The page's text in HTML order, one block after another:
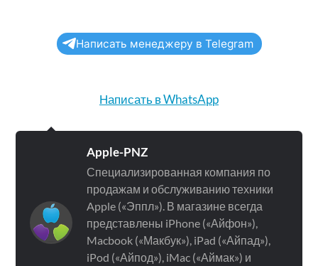
Написать менеджеру в Telegram
Написать в WhatsApp
Apple-PNZ
Специализированная компания по
продажам и обслуживанию техники
Apple («Эппл»). В магазине всегда
представлены iPhone («Айфон»),
Macbook («Макбук»), iPad («Айпад»),
iPod («Айпод»), iMac («Аймак») и